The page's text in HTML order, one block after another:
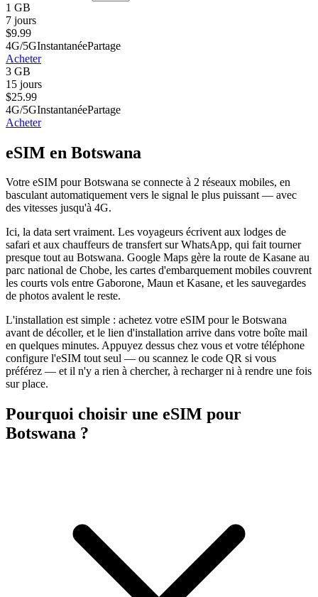
1 GB
7 jours
$9.99
4G/5GInstantanéePartage
Acheter
3 GB
15 jours
$25.99
4G/5GInstantanéePartage
Acheter
eSIM en Botswana
Votre eSIM pour Botswana se connecte à 2 réseaux mobiles, en
basculant automatiquement vers le signal le plus puissant — avec
des vitesses jusqu'à 4G.
Ici, la data sert vraiment. Les voyageurs écrivent aux lodges de
safari et aux chauffeurs de transfert sur WhatsApp, qui fait tourner
presque tout au Botswana. Google Maps gère la route de Kasane au
parc national de Chobe, les cartes d'embarquement mobiles couvrent
les courts vols entre Gaborone, Maun et Kasane, et les sauvegardes
de photos avalent le reste.
L'installation est simple : achetez votre eSIM pour le Botswana
avant de décoller, et le lien d'installation arrive dans votre boîte mail
en quelques minutes. Appuyez dessus chez vous et votre téléphone
configure l'eSIM tout seul — ou scannez le code QR si vous
préférez — et il n'y a rien à chercher, à recharger ni à rendre une fois
sur place.
Pourquoi choisir une eSIM pour
Botswana ?